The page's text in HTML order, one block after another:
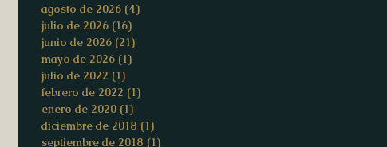
agosto de 2026 (4)
julio de 2026 (16)
junio de 2026 (21)
mayo de 2026 (1)
julio de 2022 (1)
febrero de 2022 (1)
enero de 2020 (1)
diciembre de 2018 (1)
septiembre de 2018 (1)